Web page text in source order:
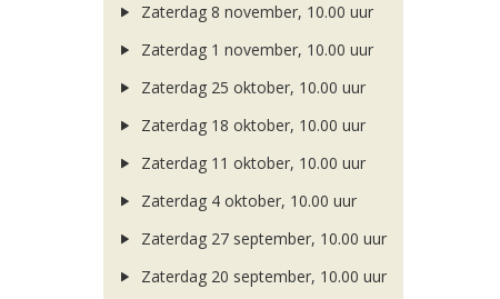
Zaterdag 8 november, 10.00 uur
Zaterdag 1 november, 10.00 uur
Zaterdag 25 oktober, 10.00 uur
Zaterdag 18 oktober, 10.00 uur
Zaterdag 11 oktober, 10.00 uur
Zaterdag 4 oktober, 10.00 uur
Zaterdag 27 september, 10.00 uur
Zaterdag 20 september, 10.00 uur